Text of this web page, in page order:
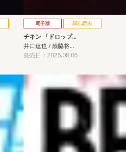
電子版 試し読み
チキン 「ドロップ…
井口達也 / 歳脇将…
発売日：2026.08.06